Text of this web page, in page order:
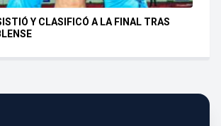
Y CLASIFICÓ A LA FINAL TRAS